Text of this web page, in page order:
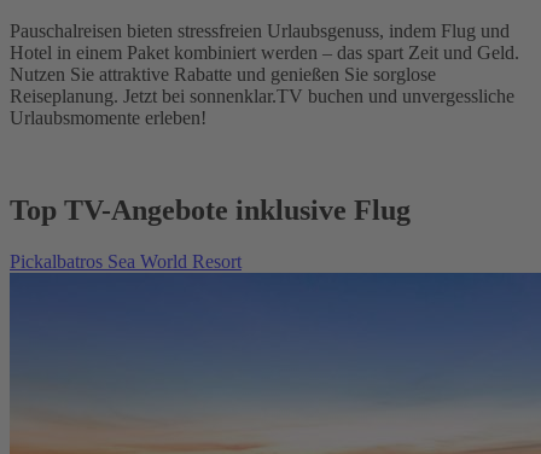
Pauschalreisen bieten stressfreien Urlaubsgenuss, indem Flug und
Hotel in einem Paket kombiniert werden – das spart Zeit und Geld.
Nutzen Sie attraktive Rabatte und genießen Sie sorglose
Reiseplanung. Jetzt bei sonnenklar.TV buchen und unvergessliche
Urlaubsmomente erleben!
Top TV-Angebote inklusive Flug
Pickalbatros Sea World Resort